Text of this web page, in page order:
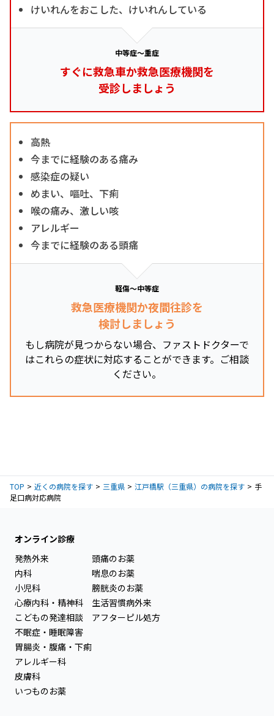
けいれんをおこした、けいれんしている
中等症～重症
すぐに救急車か救急医療機関を
受診しましょう
高熱
今までに経験のある痛み
感染症の疑い
めまい、嘔吐、下痢
喉の痛み、激しい咳
アレルギー
今までに経験のある頭痛
軽傷～中等症
救急医療機関か夜間往診を
検討しましょう
もし病院が見つからない場合、ファストドクターで
はこれらの症状に対応することができます。ご相談
ください。
TOP 近くの病院を探す 三重県 江戸橋駅（三重県）の病院を探す
手
足口病対応病院
オンライン診療
発熱外来
内科
小児科
心療内科・精神科
こどもの発達相談
不眠症・睡眠障害
胃腸炎・腹痛・下痢
アレルギー科
皮膚科
いつものお薬
頭痛のお薬
喘息のお薬
膀胱炎のお薬
生活習慣病外来
アフターピル処方